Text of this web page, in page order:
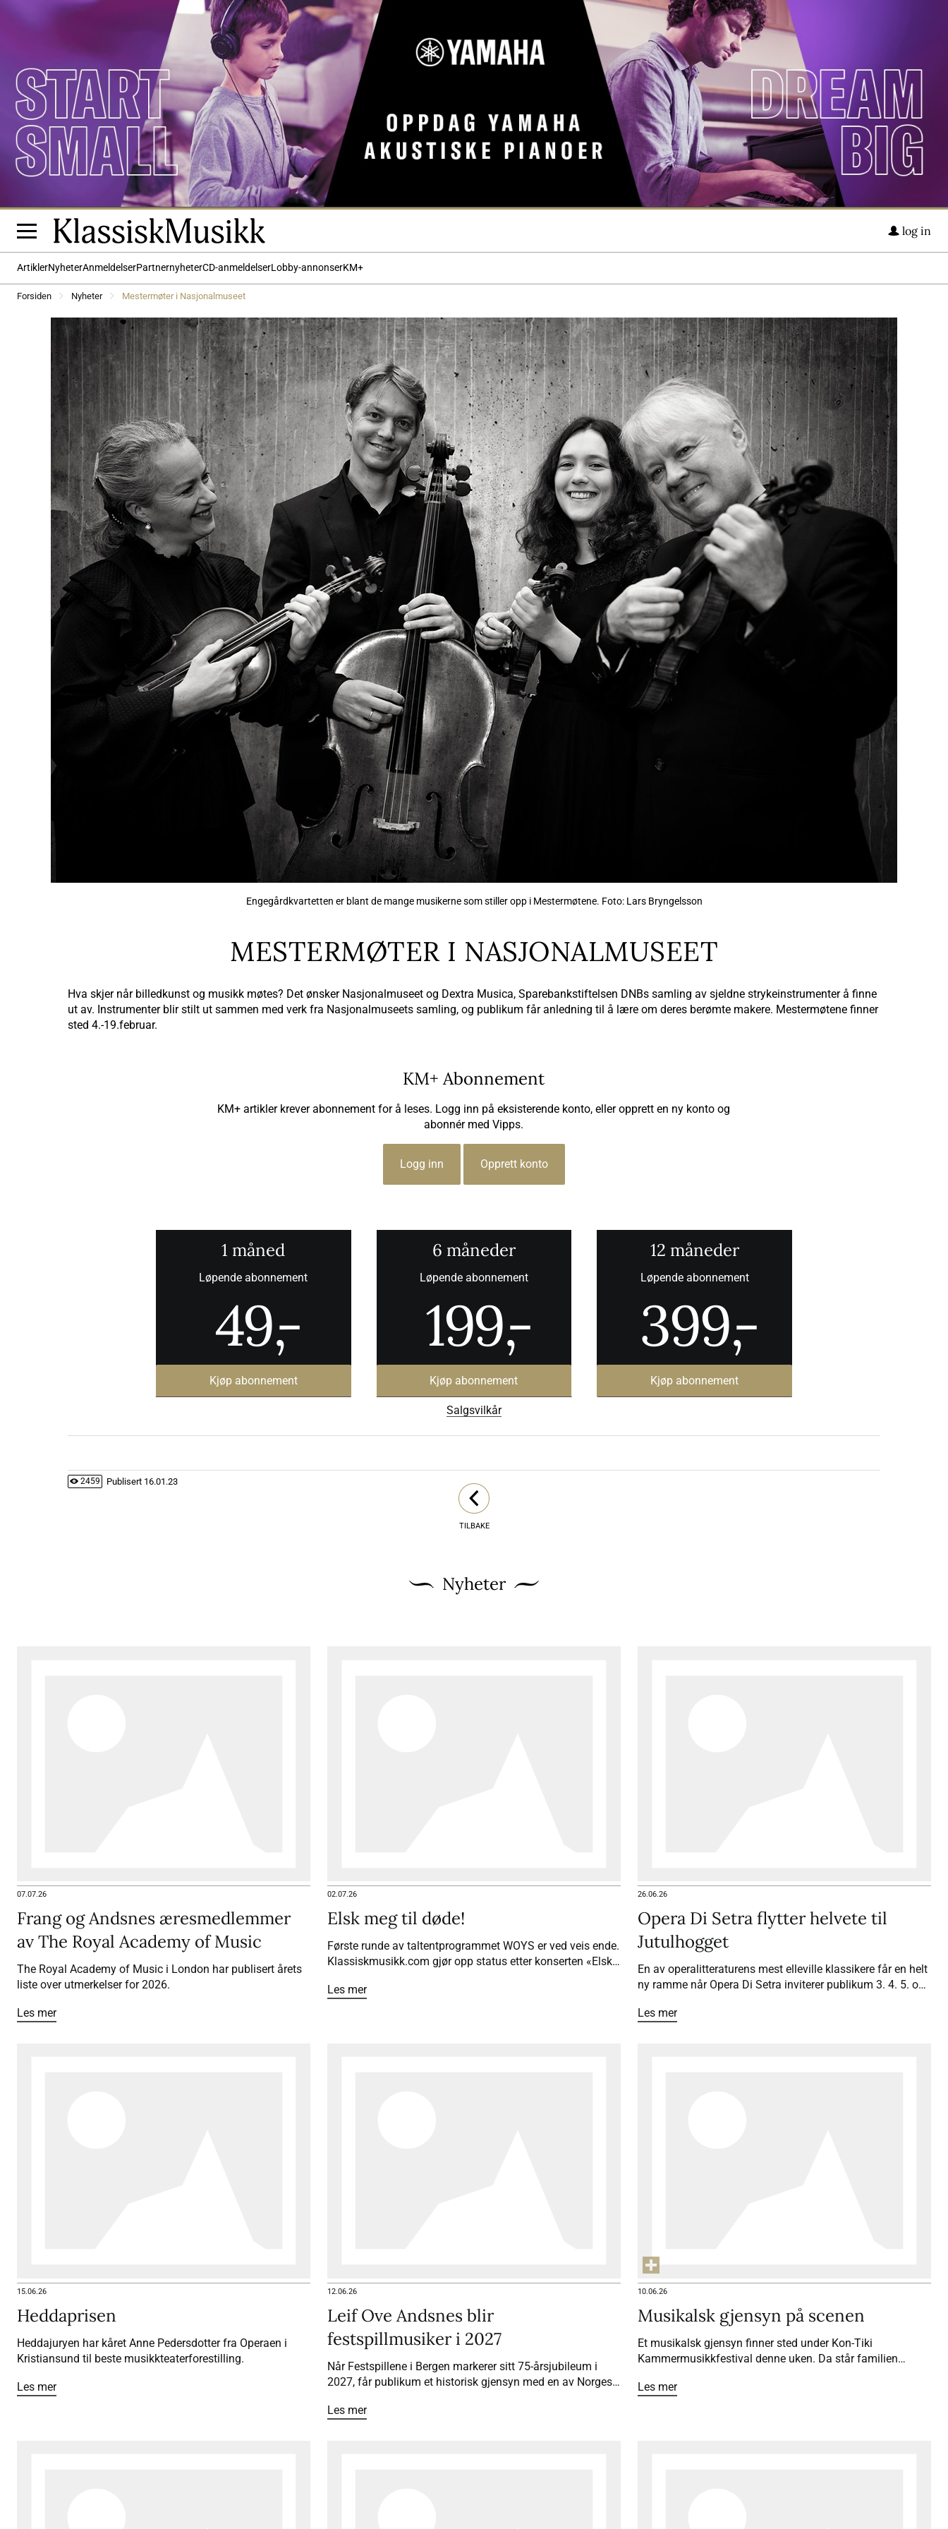
log in
ArtiklerNyheterAnmeldelserPartnernyheterCD-anmeldelserLobby-annonserKM+
Forsiden Nyheter Mestermøter i Nasjonalmuseet
Engegårdkvartetten er blant de mange musikerne som stiller opp i Mestermøtene. Foto: Lars Bryngelsson
MESTERMØTER I NASJONALMUSEET
Hva skjer når billedkunst og musikk møtes? Det ønsker Nasjonalmuseet og Dextra Musica, Sparebankstiftelsen DNBs samling av sjeldne strykeinstrumenter å finne
ut av. Instrumenter blir stilt ut sammen med verk fra Nasjonalmuseets samling, og publikum får anledning til å lære om deres berømte makere. Mestermøtene finner
sted 4.-19.februar.
KM+ Abonnement
KM+ artikler krever abonnement for å leses. Logg inn på eksisterende konto, eller opprett en ny konto og
abonnér med Vipps.
Logg inn Opprett konto
1 måned
Løpende abonnement
49,-
Kjøp abonnement
6 måneder
Løpende abonnement
199,-
Kjøp abonnement
12 måneder
Løpende abonnement
399,-
Kjøp abonnement
Salgsvilkår
2459 Publisert 16.01.23
TILBAKE
Nyheter
07.07.26
Frang og Andsnes æresmedlemmer
av The Royal Academy of Music
The Royal Academy of Music i London har publisert årets
liste over utmerkelser for 2026.
Les mer
02.07.26
Elsk meg til døde!
Første runde av taltentprogrammet WOYS er ved veis ende.
Klassiskmusikk.com gjør opp status etter konserten «Elsk
Les mer
26.06.26
Opera Di Setra flytter helvete til
Jutulhogget
En av operalitteraturens mest elleville klassikere får en helt
ny ramme når Opera Di Setra inviterer publikum 3. 4. 5. og
Jutulhogget som underverden, lokale sagn og spektakulær
Les mer
15.06.26
Heddaprisen
Heddajuryen har kåret Anne Pedersdotter fra Operaen i
Kristiansund til beste musikkteaterforestilling.
Les mer
12.06.26
Leif Ove Andsnes blir
festspillmusiker i 2027
Når Festspillene i Bergen markerer sitt 75-årsjubileum i
2027, får publikum et historisk gjensyn med en av Norges
festspillmusiker for andre gang – som den første i
Les mer
10.06.26
Musikalsk gjensyn på scenen
Et musikalsk gjensyn finner sted under Kon-Tiki
Kammermusikkfestival denne uken. Da står familien
år etter at et spesielt vennskap startet.
Les mer